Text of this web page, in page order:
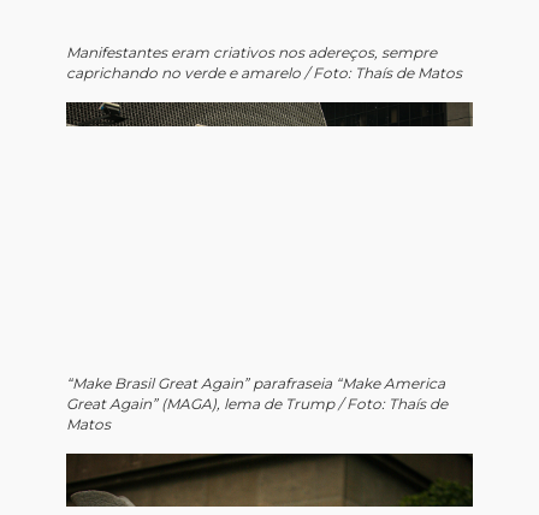
Manifestantes eram criativos nos adereços, sempre
caprichando no verde e amarelo / Foto: Thaís de Matos
“Make Brasil Great Again” parafraseia “Make America
Great Again” (MAGA), lema de Trump / Foto: Thaís de
Matos